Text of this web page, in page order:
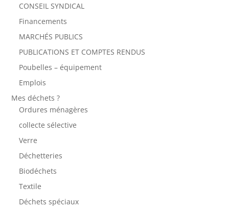
CONSEIL SYNDICAL
Financements
MARCHÉS PUBLICS
PUBLICATIONS ET COMPTES RENDUS
Poubelles – équipement
Emplois
Mes déchets ?
Ordures ménagères
collecte sélective
Verre
Déchetteries
Biodéchets
Textile
Déchets spéciaux